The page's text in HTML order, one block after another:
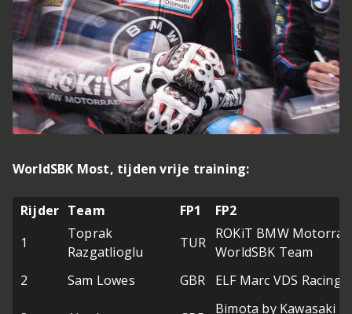
WorldSBK Most, tijden vrije training:
Rijder Team FP1
FP2
1
Toprak
Razgatlioglu
TUR
ROKiT BMW Motorrad
WorldSBK Team
2
Sam Lowes GBR ELF Marc VDS Racing
Bimota by Kawasaki